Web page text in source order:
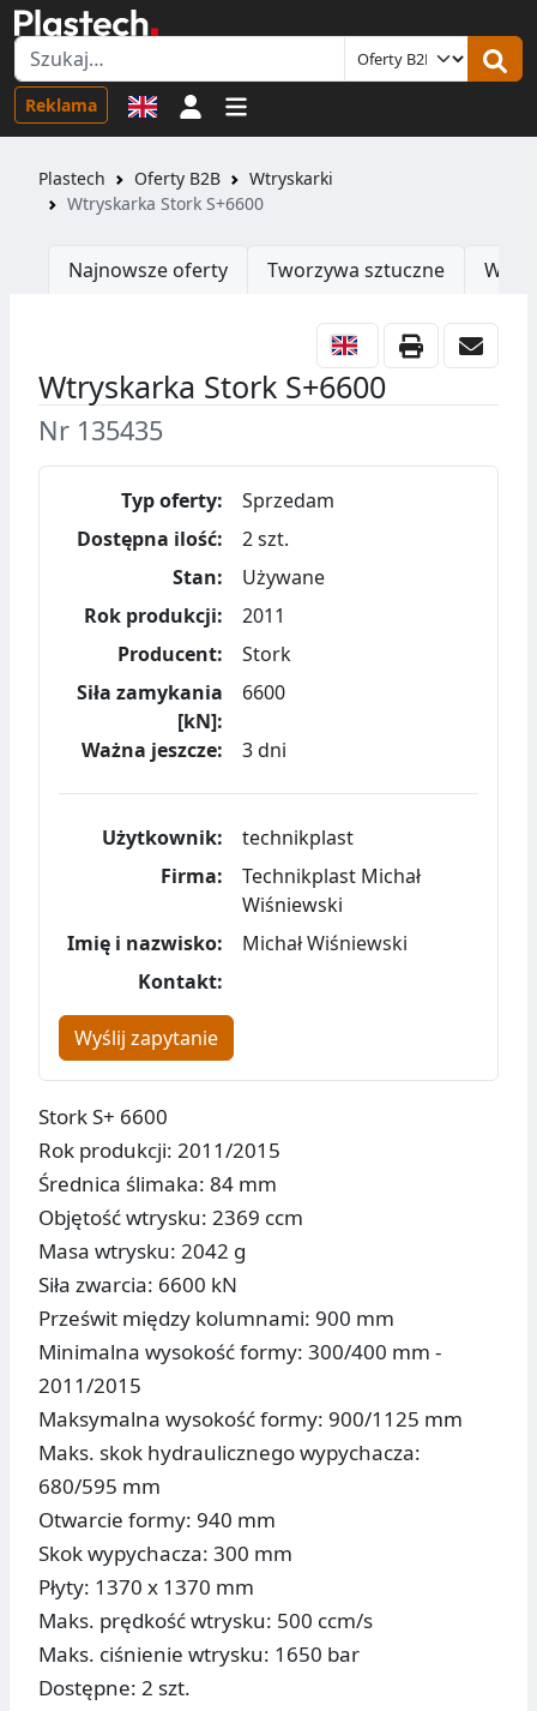
Reklama Logowanie
Plastech Oferty B2B
Wtryskarki
Wtryskarka Stork S+6600
Najnowsze oferty Tworzywa sztuczne
Wtryskarka Stork S+6600
Nr 135435
Typ oferty:
Sprzedam
Dostępna ilość:
2 szt.
Stan:
Używane
Rok produkcji:
2011
Producent:
Stork
Siła zamykania
[kN]:
6600
Ważna jeszcze: 3 dni
Użytkownik:
technikplast
Firma:
Technikplast Michał
Wiśniewski
Imię i nazwisko:
Michał Wiśniewski
Kontakt:
Wyślij zapytanie
Stork S+ 6600
Rok produkcji: 2011/2015
Średnica ślimaka: 84 mm
Objętość wtrysku: 2369 ccm
Masa wtrysku: 2042 g
Siła zwarcia: 6600 kN
Prześwit między kolumnami: 900 mm
Minimalna wysokość formy: 300/400 mm -
2011/2015
Maksymalna wysokość formy: 900/1125 mm
Maks. skok hydraulicznego wypychacza:
680/595 mm
Otwarcie formy: 940 mm
Skok wypychacza: 300 mm
Płyty: 1370 x 1370 mm
Maks. prędkość wtrysku: 500 ccm/s
Maks. ciśnienie wtrysku: 1650 bar
Dostępne: 2 szt.